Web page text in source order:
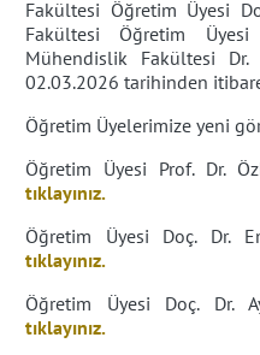
Fakültesi Öğretim Üyesi
Fakültesi Öğretim
Mühendislik Fakültesi
02.03.2026 tarihinden
Öğretim Üyelerimize yeni
Öğretim Üyesi Prof. Dr.
tıklayınız.
Öğretim Üyesi Doç. Dr.
tıklayınız.
Öğretim Üyesi Doç. Dr.
tıklayınız.